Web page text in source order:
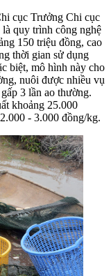
cục Trưởng Chi cục
quy trình công nghệ
150 triệu đồng, cao
thời gian sử dụng
biệt, mô hình này cho
nuôi được nhiều vụ
3 lần ao thường.
khoảng 25.000
- 3.000 đồng/kg.